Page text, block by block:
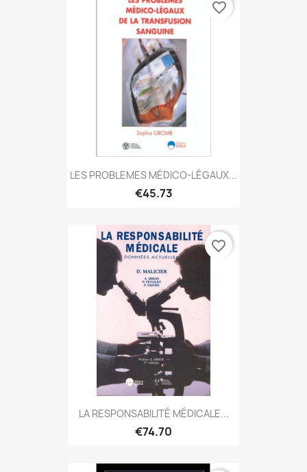
LES PROBLEMES MÉDICO-LÉGAUX...
€45.73
favorite_border
LA RESPONSABILITÉ MÉDICALE...
€74.70
favorite_border